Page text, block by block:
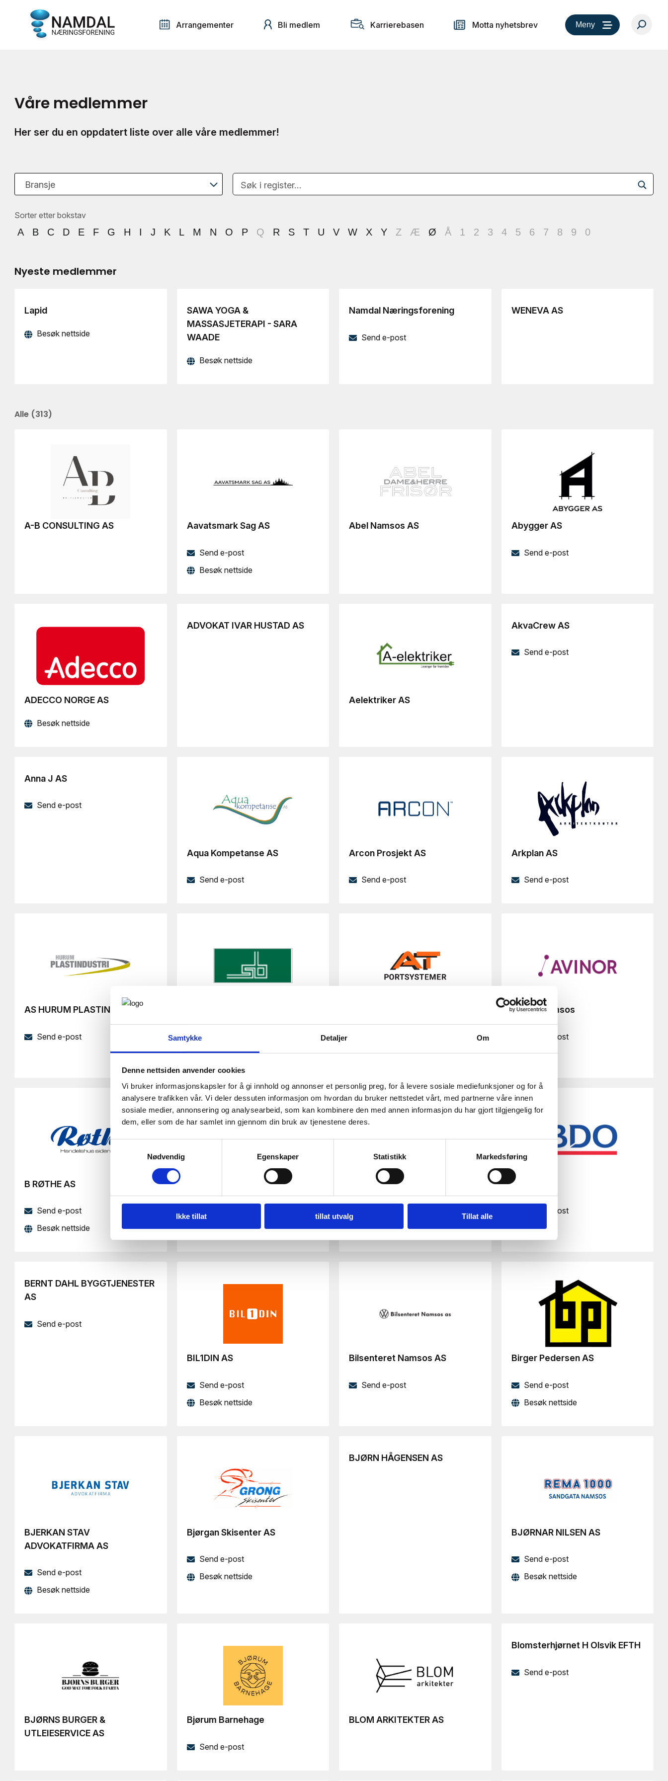
Samtykke Detaljer Om
Denne nettsiden anvender cookies
Vi bruker informasjonskapsler for å gi innhold og annonser et personlig preg, for å levere sosiale mediefunksjoner og for å
analysere trafikken vår. Vi deler dessuten informasjon om hvordan du bruker nettstedet vårt, med partnerne våre innen
sosiale medier, annonsering og analysearbeid, som kan kombinere den med annen informasjon du har gjort tilgjengelig for
dem, eller som de har samlet inn gjennom din bruk av tjenestene deres.
Samtykkevalg
Nødvendig
Egenskaper Statistikk Markedsføring
Ikke tillat tillat utvalg Tillat alle
Arrangementer Bli medlem Karrierebasen Motta nyhetsbrev Meny
Våre medlemmer
Her ser du en oppdatert liste over alle våre medlemmer!
Bransje Søk i register…
Sorter etter bokstav
A B C D E F G H I J K L M N O P Q R S T U V W X Y Z Æ Ø Å 1 2 3 4 5 6 7 8 9 0
Nyeste medlemmer
Lapid
Besøk nettside
SAWA YOGA &
MASSASJETERAPI - SARA
WAADE
Besøk nettside
Namdal Næringsforening
Send e-post
WENEVA AS
Alle (313)
A-B CONSULTING AS Aavatsmark Sag AS
Send e-post
Besøk nettside
Abel Namsos AS Abygger AS
Send e-post
ADECCO NORGE AS
Besøk nettside
ADVOKAT IVAR HUSTAD AS
Aelektriker AS
AkvaCrew AS
Send e-post
Anna J AS
Send e-post
Aqua Kompetanse AS
Send e-post
Arcon Prosjekt AS
Send e-post
Arkplan AS
Send e-post
AS HURUM PLASTINDUSTRI
Send e-post
Send e-post
Besøk nettside
Besøk nettside
Avinor Namsos
Send e-post
B RØTHE AS
Send e-post
Besøk nettside
Bangsund Trafikksenter AS
BARSTAD BARNEHAGE SA BDO AS
Send e-post
BERNT DAHL BYGGTJENESTER
AS
Send e-post
BIL1DIN AS
Send e-post
Besøk nettside
Bilsenteret Namsos AS
Send e-post
Birger Pedersen AS
Send e-post
Besøk nettside
BJERKAN STAV
ADVOKATFIRMA AS
Send e-post
Besøk nettside
Bjørgan Skisenter AS
Send e-post
Besøk nettside
BJØRN HÅGENSEN AS
BJØRNAR NILSEN AS
Send e-post
Besøk nettside
BJØRNS BURGER &
UTLEIESERVICE AS
Bjørum Barnehage
Send e-post
BLOM ARKITEKTER AS
Blomsterhjørnet H Olsvik EFTH
Send e-post